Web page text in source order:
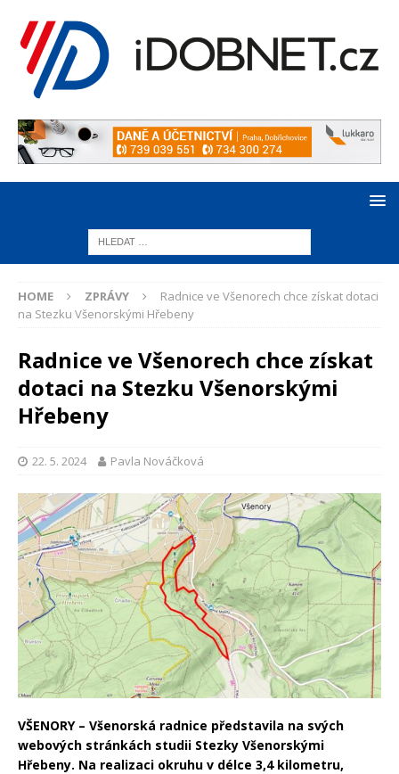
HOME ZPRÁVY
Radnice ve Všenorech chce získat dotaci
na Stezku Všenorskými Hřebeny
Radnice ve Všenorech chce získat
dotaci na Stezku Všenorskými
Hřebeny
22. 5. 2024 Pavla Nováčková
VŠENORY – Všenorská radnice představila na svých
webových stránkách studii Stezky Všenorskými
Hřebeny. Na realizaci okruhu v délce 3,4 kilometru,